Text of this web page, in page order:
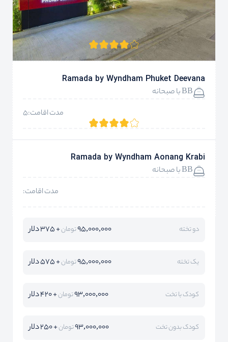
Ramada by Wyndham Phuket Deevana
BB با صبحانه
مدت اقامت:5
Ramada by Wyndham Aonang Krabi
BB با صبحانه
مدت اقامت:
دو تخته 95,000,000تومان+ 375 دلار
یک تخته 95,000,000تومان+ 575 دلار
کودک با تخت 93,000,000تومان+ 420 دلار
کودک بدون تخت 93,000,000تومان+ 250 دلار